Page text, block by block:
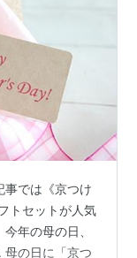
事では《京つけ
トセットが人気
年の母の日、
母の日に「京つ